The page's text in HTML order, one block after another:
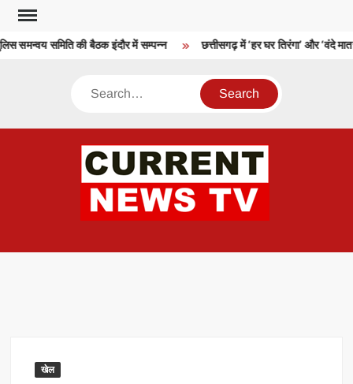
Skip
content
समन्वय समिति की बैठक इंदौर में सम्पन्न छत्तीसगढ़ में ‘हर घर तिरंगा’ और ‘वंदे
Search
खेल